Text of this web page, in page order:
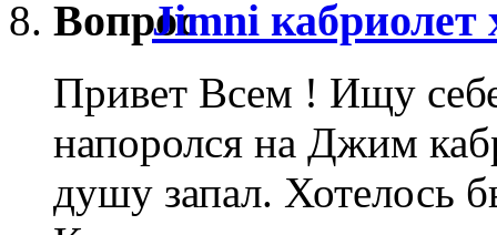
Jimni кабриолет
Привет Всем ! Ищу
напоролся на Джим
душу запал. Хотелось